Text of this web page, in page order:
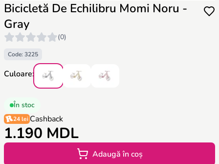
Bicicletă De Echilibru Momi Noru -
Gray
(0)
Code: 3225
Culoare:
În stoc
24 lei Cashback
1.190 MDL
Adaugă în coș